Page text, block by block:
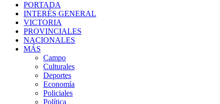
PORTADA
INTERÉS GENERAL
VICTORIA
PROVINCIALES
NACIONALES
MÁS
Campo
Culturales
Deportes
Economía
Policiales
Política